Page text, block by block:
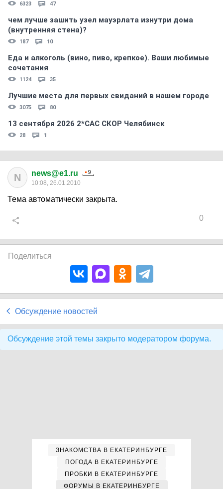
6323 47
чем лучше зашить узел мауэрлата изнутри дома
(внутренняя стена)?
187 10
Еда и алкоголь (вино, пиво, крепкое). Ваши любимые
сочетания
1124 35
Лучшие места для первых свиданий в нашем городе
3075 80
13 сентября 2026 2*CAC СКОР Челябинск
28 1
N news@e1.ru
10:08, 26.01.2010
Тема автоматически закрыта.
0
Поделиться
Обсуждение новостей
Обсуждение этой темы закрыто модератором форума.
ЗНАКОМСТВА В ЕКАТЕРИНБУРГЕ
ПОГОДА В ЕКАТЕРИНБУРГЕ
ПРОБКИ В ЕКАТЕРИНБУРГЕ
ФОРУМЫ В ЕКАТЕРИНБУРГЕ